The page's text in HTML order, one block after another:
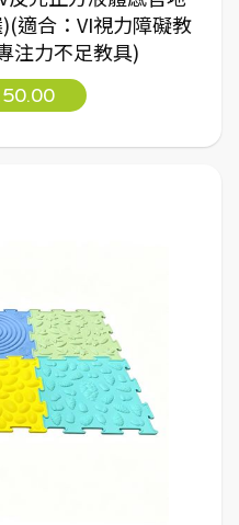
適合：VI視力障礙教
注力不足教具)